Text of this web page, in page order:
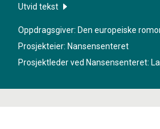
knyttet til blant annet skadelige
følge av lakselusutbrudd.
Utvid tekst
Oppdragsgiver: Den europeiske
Prosjekteier: Nansensenteret
Prosjektleder ved Nansensenteret: